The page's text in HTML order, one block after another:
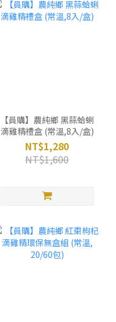
【員購】農純鄉 黑蒜蛤蜊
滴雞精禮盒 (常溫,8入/盒)
NT$1,280
NT$1,600